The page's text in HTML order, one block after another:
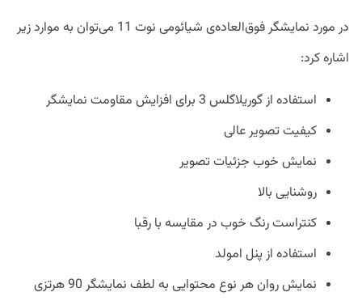
در مورد نمایشگر فوق‌العاده‌ی شیائومی نوت 11 می‌توان به موارد زیر
اشاره کرد:
استفاده از گوریلاگلس 3 برای افزایش مقاومت نمایشگر
کیفیت تصویر عالی
نمایش خوب جزئیات تصویر
روشنایی بالا
کنتراست رنگ خوب در مقایسه با رقبا
استفاده از پنل امولد
نمایش روان هر نوع محتوایی به لطف نمایشگر 90 هرتزی